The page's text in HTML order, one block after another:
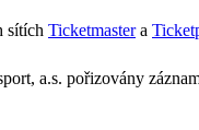
sítích Ticketmastera
a.s. pořizovány